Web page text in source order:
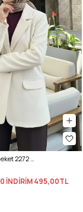
Scuba Blazer Ceket 2272 - BEJ
İNDİRİM495,00TL